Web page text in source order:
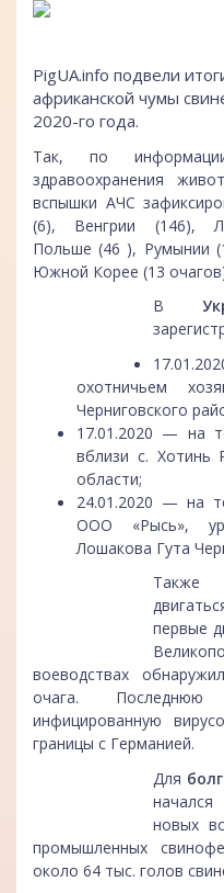
PigUA.info подвели
африканской чумы
2020-го года.
Так, по
здравоохранения
вспышки АЧС
(6), Венгрии (146),
Польше (46 ), Румынии
Южной Корее (13
В
охотничьем
Черниговского
17.01.2020 — на
вблизи с. Хотинь
области;
24.01.2020 — на
ООО «Рысь»,
Лошакова Гута
Также
первые
воеводствах
очага.
инфицированную
границы с Германией.
Для
новых
промышленных
около 64 тыс. голов